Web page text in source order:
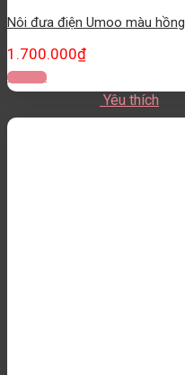
Nôi đưa điện Umoo màu hồng
1.700.000₫
Đọc tiếp
Yêu thích